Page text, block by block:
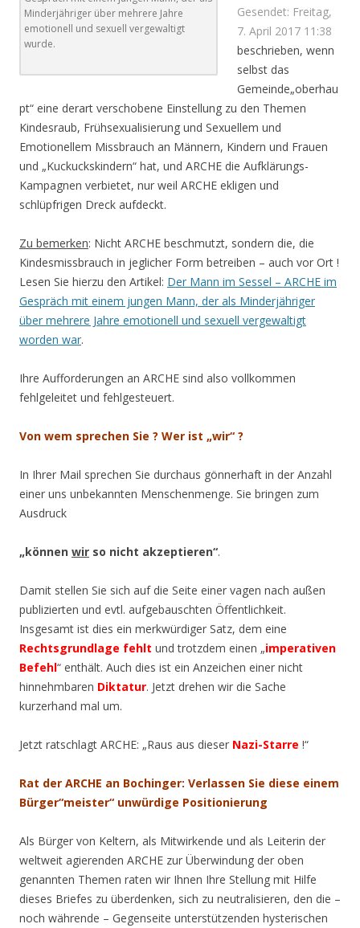
Minderjähriger über mehrere Jahre
emotionell und sexuell vergewaltigt
wurde.
Gesendet: Freitag,
7. April 2017 11:38
beschrieben, wenn
selbst das
Gemeinde„oberhau
pt“ eine derart verschobene Einstellung zu den Themen
Kindesraub, Frühsexualisierung und Sexuellem und
Emotionellem Missbrauch an Männern, Kindern und Frauen
und „Kuckuckskindern“ hat, und ARCHE die Aufklärungs-
Kampagnen verbietet, nur weil ARCHE ekligen und
schlüpfrigen Dreck aufdeckt.
Zu bemerken: Nicht ARCHE beschmutzt, sondern die, die
Kindesmissbrauch in jeglicher Form betreiben – auch vor Ort !
Lesen Sie hierzu den Artikel: Der Mann im Sessel – ARCHE im
Gespräch mit einem jungen Mann, der als Minderjähriger
über mehrere Jahre emotionell und sexuell vergewaltigt
worden war.
Ihre Aufforderungen an ARCHE sind also vollkommen
fehlgeleitet und fehlgesteuert.
Von wem sprechen Sie ? Wer ist „wir“ ?
In Ihrer Mail sprechen Sie durchaus gönnerhaft in der Anzahl
einer uns unbekannten Menschenmenge. Sie bringen zum
Ausdruck
„können wir so nicht akzeptieren“.
Damit stellen Sie sich auf die Seite einer vagen nach außen
publizierten und evtl. aufgebauschten Öffentlichkeit.
Insgesamt ist dies ein merkwürdiger Satz, dem eine
Rechtsgrundlage fehlt und trotzdem einen „imperativen
Befehl“ enthält. Auch dies ist ein Anzeichen einer nicht
hinnehmbaren Diktatur. Jetzt drehen wir die Sache
kurzerhand mal um.
Jetzt ratschlagt ARCHE: „Raus aus dieser Nazi-Starre !“
Rat der ARCHE an Bochinger: Verlassen Sie diese einem
Bürger“meister“ unwürdige Positionierung
Als Bürger von Keltern, als Mitwirkende und als Leiterin der
weltweit agierenden ARCHE zur Überwindung der oben
genannten Themen raten wir Ihnen Ihre Stellung mit Hilfe
dieses Briefes zu überdenken, sich zu neutralisieren, den die –
noch währende – Gegenseite unterstützenden hysterischen